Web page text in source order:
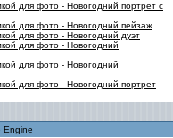
для фото - Новогодний портрет с
для фото - Новогодний пейзаж
для фото - Новогодний дуэт
для фото - Новогодний
для фото - Новогодний
для фото - Новогодний портрет
Engine